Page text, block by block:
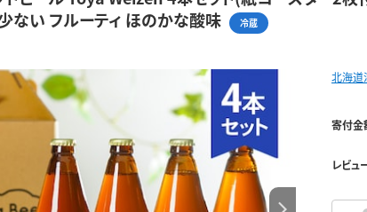
ない フルーティ ほのかな酸味
冷蔵
北海道
寄付金
レビュ